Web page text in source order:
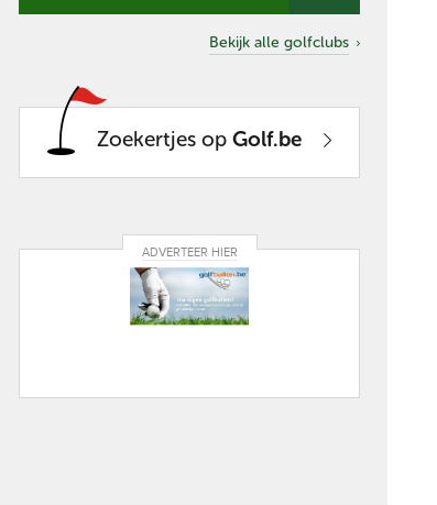
Bekijk alle golfclubs
Zoekertjes opGolf.be
ADVERTEER HIER